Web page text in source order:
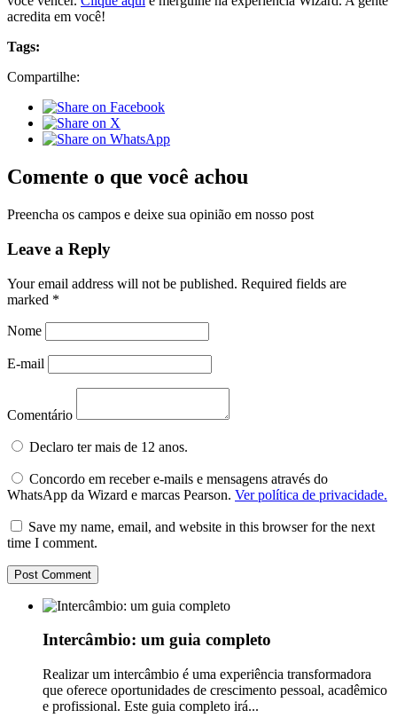
acredita em você!
Tags:
Compartilhe:
Comente o que você achou
Preencha os campos e deixe sua opinião em nosso post
Leave a Reply
Your email address will not be published. Required fields are
marked *
Nome
E-mail
Comentário
Declaro ter mais de 12 anos.
Concordo em receber e-mails e mensagens através do
WhatsApp da Wizard e marcas Pearson. Ver política de privacidade.
Save my name, email, and website in this browser for the next
time I comment.
Intercâmbio: um guia completo
Realizar um intercâmbio é uma experiência transformadora
que oferece oportunidades de crescimento pessoal, acadêmico
e profissional. Este guia completo irá...